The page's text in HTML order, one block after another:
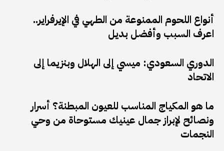
أنواع اللحوم الممنوعة من الطهي في الإيرفراير..
اعرف السبب وأفضل بديل
الدوري السعودي: ميسي إلى الهلال وبنزيما إلى
الاتحاد
ما هو المكياج المناسب للعيون المبطنة؟ أسرار
ونصائح لإبراز جمال عينيك مستوحاة من وحي
النجمات